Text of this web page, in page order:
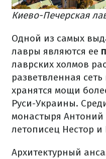
Киево-Печерская
Одной из самых
лавры являются ее
лаврских холмов
разветвленная
хранятся мощи
Руси-Украины.
монастыря
летописец Нестор
Архитектурный